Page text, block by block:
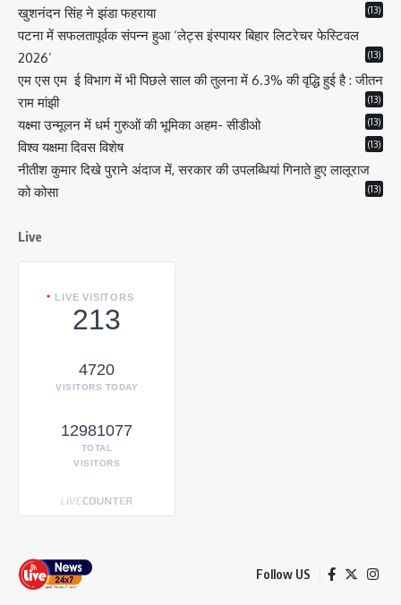
खुशनंदन सिंह ने झंडा फहराया
(13)
पटना में सफलतापूर्वक संपन्न हुआ ‘लेट्स इंस्पायर बिहार लिटरेचर फेस्टिवल
2026’
(13)
एम एस एम ई विभाग में भी पिछले साल की तुलना में 6.3% की वृद्धि हुई है : जीतन
राम मांझी
(13)
यक्ष्मा उन्मूलन में धर्म गुरुओं की भूमिका अहम- सीडीओ (13)
विश्व यक्षमा दिवस विशेष (13)
नीतीश कुमार दिखे पुराने अंदाज में, सरकार की उपलब्धियां गिनाते हुए लालूराज
को कोसा
(13)
Live
LIVE VISITORS
213
4720
VISITORS TODAY
12981077
TOTAL
VISITORS
Follow US